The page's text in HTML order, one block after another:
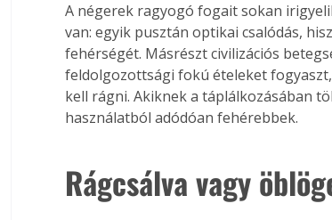
A négerek ragyogó fogait sokan
van: egyik pusztán optikai csalódás,
fehérségét. Másrészt civilizációs
feldolgozottsági fokú ételeket
kell rágni. Akiknek a táplálkozásában
használatból adódóan fehérebbek.
Rágcsálva vagy